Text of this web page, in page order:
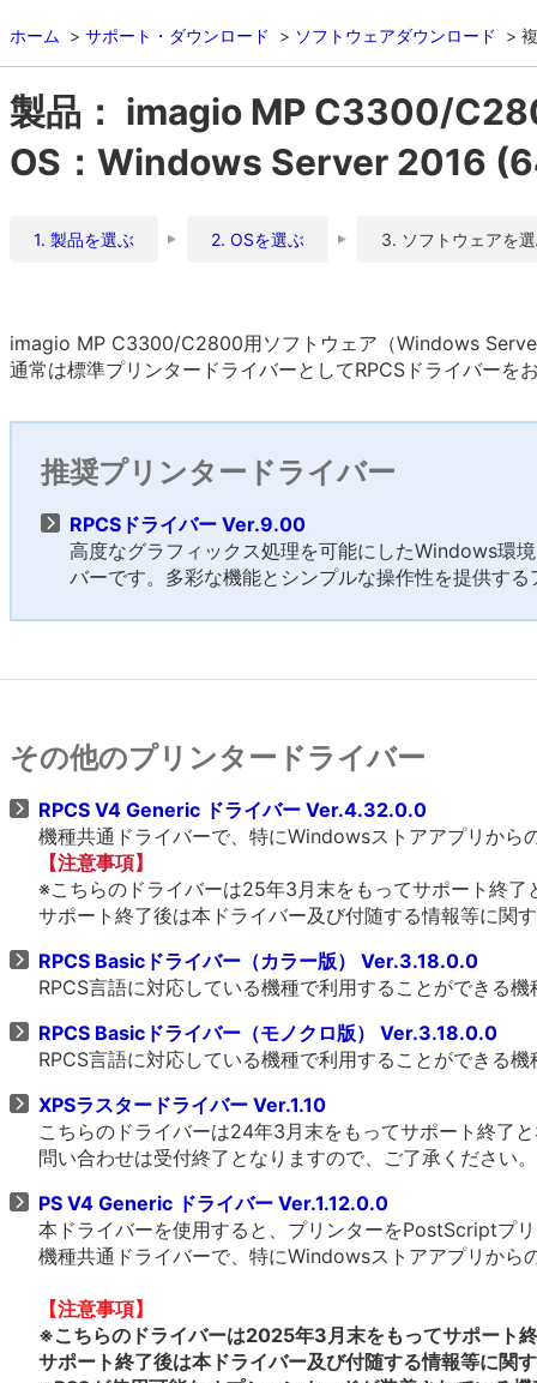
ホーム サポート・ダウンロード ソフトウェアダウンロード
製品： imagio MP C3300/
OS：Windows Server 2016
1. 製品を選ぶ 2. OSを選ぶ 3. ソフトウェアを
imagio MP C3300/C2800用ソフトウェア（Windows
通常は標準プリンタードライバーとしてRPCSドライバーを
推奨プリンタードライバー
RPCSドライバー Ver.9.00
高度なグラフィックス処理を可能にしたWindows環
バーです。多彩な機能とシンプルな操作性を提供す
その他のプリンタードライバー
RPCS V4 Generic ドライバー Ver.4.32.0.0
機種共通ドライバーで、特にWindowsストアアプリから
【注意事項】
※こちらのドライバーは25年3月末をもってサポート終了
サポート終了後は本ドライバー及び付随する情報等に関
RPCS Basicドライバー（カラー版） Ver.3.18.0.0
RPCS言語に対応している機種で利用することができる
RPCS Basicドライバー（モノクロ版） Ver.3.18.0.0
RPCS言語に対応している機種で利用することができる
XPSラスタードライバー Ver.1.10
こちらのドライバーは24年3月末をもってサポート終了
問い合わせは受付終了となりますので、ご了承ください。
PS V4 Generic ドライバー Ver.1.12.0.0
本ドライバーを使用すると、プリンターをPostScriptプ
機種共通ドライバーで、特にWindowsストアアプリから
【注意事項】
※こちらのドライバーは2025年3月末をもってサポート
サポート終了後は本ドライバー及び付随する情報等に関